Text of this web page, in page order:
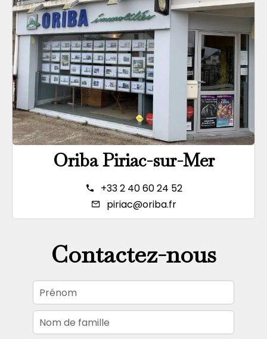
Oriba Piriac-sur-Mer
+33 2 40 60 24 52
piriac@oriba.fr
Contactez-nous